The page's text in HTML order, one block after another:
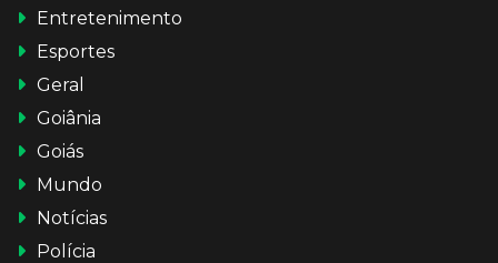
Entretenimento
Esportes
Geral
Goiânia
Goiás
Mundo
Notícias
Polícia